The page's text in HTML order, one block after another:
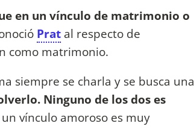
en un vínculo de matrimonio o
Prat al respecto de
como matrimonio.
siempre se charla y se busca una
Ninguno de los dos es
vínculo amoroso es muy